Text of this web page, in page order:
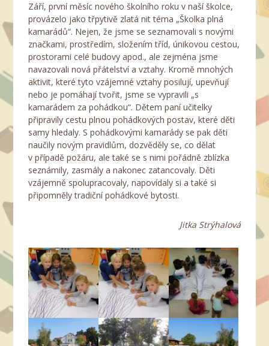
Září, první měsíc nového školního roku v naší školce,
provázelo jako třpytivě zlatá nit téma „Školka plná
kamarádů“. Nejen, že jsme se seznamovali s novými
značkami, prostředím, složením tříd, únikovou cestou,
prostorami celé budovy apod., ale zejména jsme
navazovali nová přátelství a vztahy. Kromě mnohých
aktivit, které tyto vzájemné vztahy posilují, upevňují
nebo je pomáhají tvořit, jsme se vypravili „s
kamarádem za pohádkou“. Dětem paní učitelky
připravily cestu plnou pohádkových postav, které děti
samy hledaly. S pohádkovými kamarády se pak děti
naučily novým pravidlům, dozvěděly se, co dělat
v případě požáru, ale také se s nimi pořádně zblízka
seznámily, zasmály a nakonec zatancovaly. Děti
vzájemně spolupracovaly, napovídaly si a také si
připomněly tradiční pohádkové bytosti.
Jitka Strýhalová